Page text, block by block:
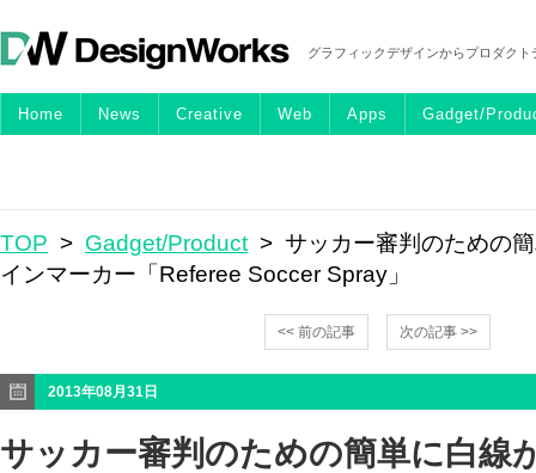
グラフィックデザインからプロダク
Home News Creative Web Apps Gadget/
TOP > Gadget/Product > サッカー審判のための
インマーカー「Referee Soccer Spray」
<< 前の記事 次の記事 >>
2013年08月31日
サッカー審判のための簡単に白線